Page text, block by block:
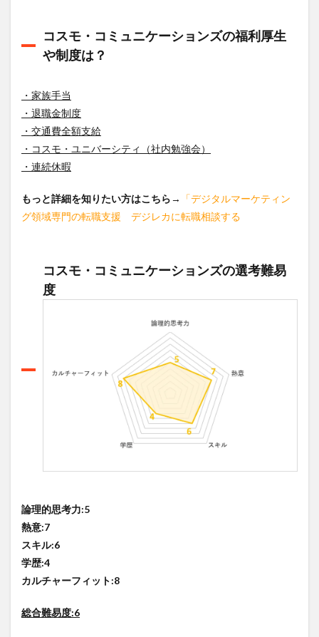
コスモ・コミュニケーションズの福利厚生
や制度は？
・家族手当
・退職金制度
・交通費全額支給
・コスモ・ユニバーシティ（社内勉強会）
・連続休暇
もっと詳細を知りたい方はこちら→
「デジタルマーケティン
グ領域専門の転職支援 デジレカに転職相談する
コスモ・コミュニケーションズの選考難易
度
論理的思考力:5
熱意:7
スキル:6
学歴:4
カルチャーフィット:8
総合難易度:6